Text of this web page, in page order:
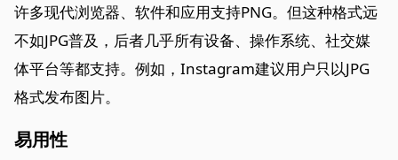
许多现代浏览器、软件和应用支持PNG。但这种格式远
不如JPG普及，后者几乎所有设备、操作系统、社交媒
体平台等都支持。例如，Instagram建议用户只以JPG
格式发布图片。
易用性